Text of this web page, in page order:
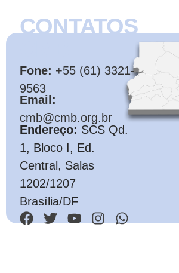
CONTATOS
Fone: +55 (61) 3321-
9563
Email:
cmb@cmb.org.br
Endereço: SCS Qd.
1, Bloco I, Ed.
Central, Salas
1202/1207
Brasília/DF